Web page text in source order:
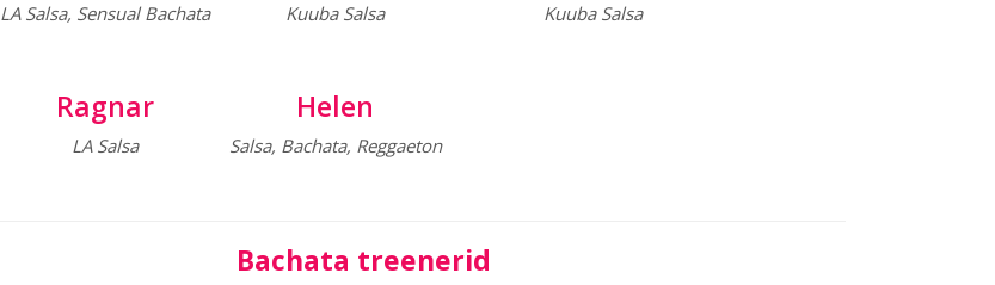
LA Salsa, Sensual Bachata Kuuba Salsa Kuuba Salsa
Ragnar
LA Salsa
Helen
Salsa, Bachata, Reggaeton
Bachata treenerid